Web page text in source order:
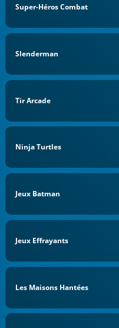
Super-Héros Combat
Slenderman
Tir Arcade
Ninja Turtles
Jeux Batman
Jeux Effrayants
Les Maisons Hantées